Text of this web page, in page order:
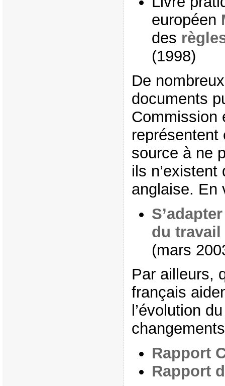
européen
des
(1998)
De
documents
Commission
représentent
source à ne
ils n’existent
anglaise. En
du travail
(mars
Par ailleurs,
français
l’évolution
Rapport
Rapport